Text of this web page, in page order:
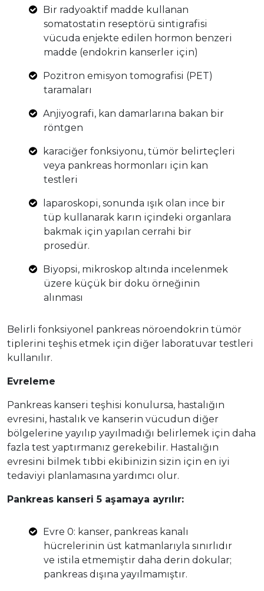
Bir radyoaktif madde kullanan
somatostatin reseptörü sintigrafisi
vücuda enjekte edilen hormon benzeri
madde (endokrin kanserler için)
Pozitron emisyon tomografisi (PET)
taramaları
Anjiyografi, kan damarlarına bakan bir
röntgen
karaciğer fonksiyonu, tümör belirteçleri
veya pankreas hormonları için kan
testleri
laparoskopi, sonunda ışık olan ince bir
tüp kullanarak karın içindeki organlara
bakmak için yapılan cerrahi bir
prosedür.
Biyopsi, mikroskop altında incelenmek
üzere küçük bir doku örneğinin
alınması
Belirli fonksiyonel pankreas nöroendokrin tümör
tiplerini teşhis etmek için diğer laboratuvar testleri
kullanılır.
Evreleme
Pankreas kanseri teşhisi konulursa, hastalığın
evresini, hastalık ve kanserin vücudun diğer
bölgelerine yayılıp yayılmadığı belirlemek için daha
fazla test yaptırmanız gerekebilir. Hastalığın
evresini bilmek tıbbi ekibinizin sizin için en iyi
tedaviyi planlamasına yardımcı olur.
Pankreas kanseri 5 aşamaya ayrılır:
Evre 0: kanser, pankreas kanalı
hücrelerinin üst katmanlarıyla sınırlıdır
ve istila etmemiştir daha derin dokular;
pankreas dışına yayılmamıştır.